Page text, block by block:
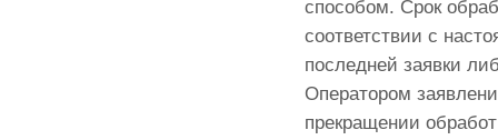
способом. Срок
соответствии с
последней заявки
Оператором
прекращении